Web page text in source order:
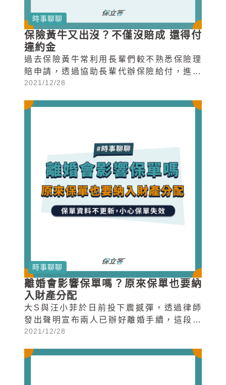
時事聊聊
保險黃牛又出沒？不僅沒賠成 還得付
違約金
過去保險黃牛常利用長輩們較不熟悉保險理
賠申請，透過協助長輩代辦保險給付，進而
賺取高額佣金（約30%~50％）...
2021/12/28
時事聊聊
離婚會影響保單嗎？原來保單也要納
入財產分配
大S與汪小菲於日前投下震撼彈，透過律師
發出聲明宣布兩人已辦好離婚手續，這段曾
經令人稱羨的10年婚姻正式宣告結束...
2021/12/28